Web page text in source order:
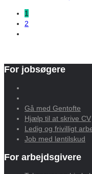
1
2
For jobsøgere
Gå med Gentofte
Hjælp til at skrive CV
Ledig og frivilligt
Job med løntilskud
For arbejdsgivere